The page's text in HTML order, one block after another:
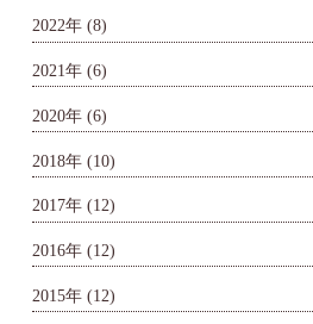
2022年 (8)
2021年 (6)
2020年 (6)
2018年 (10)
2017年 (12)
2016年 (12)
2015年 (12)